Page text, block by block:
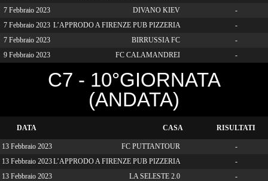
7 Febbraio 2023
DIVANO KIEV
-
7 Febbraio 2023 L’APPRODO A FIRENZE PUB PIZZERIA
-
7 Febbraio 2023
BIRRUSSIA FC
-
9 Febbraio 2023
FC CALAMANDREI -
C7 - 10°GIORNATA
(ANDATA)
DATA CASA RISULTATI
13 Febbraio 2023 FC PUTTANTOUR
-
13 Febbraio 2023L’APPRODO A FIRENZE PUB PIZZERIA
-
13 Febbraio 2023
LA SELESTE 2.0
-